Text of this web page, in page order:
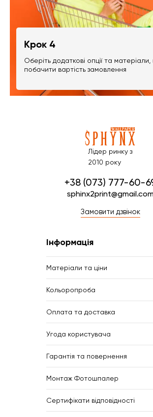
Крок 4
Оберіть додаткові опції та
побачити вартість замовлення
Лідер ринку з
2010 року
+38 (073) 777-60-
Замовити дзвінок
Інформація
Матеріали та ціни
Кольоропроба
Оплата та доставка
Угода користувача
Гарантія та повернення
Монтаж Фотошпалер
Сертифікати відповідності